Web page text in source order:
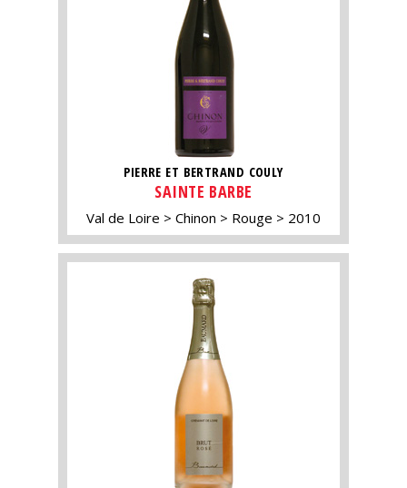
PIERRE ET BERTRAND COULY
SAINTE BARBE
Val de Loire Chinon Rouge 2010